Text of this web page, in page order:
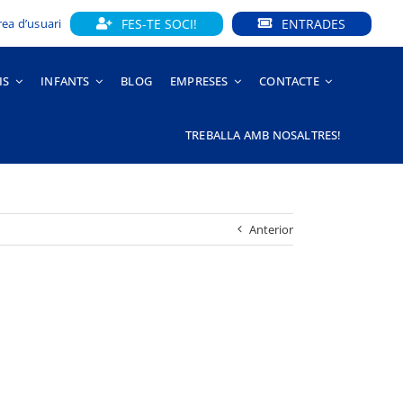
d’usuari FES-TE SOCI! ENTRADES
INFANTS BLOG EMPRESES CONTACTE
TREBALLA AMB NOSALTRES!
Anterior